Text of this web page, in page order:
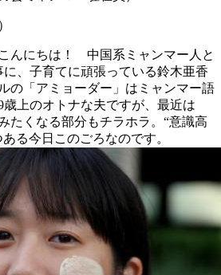
にちは！ 中国系ミャンマー人と
、子育てに頑張っている鈴木亜香
の「アミョーダー」はミャンマー語
上のオトナな夫ですが、最近は
たくなる部分もチラホラ。“意識高
る今日このごろなのです。